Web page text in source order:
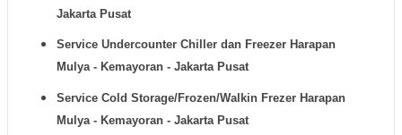
Jakarta Pusat
Service Undercounter Chiller dan Freezer Harapan
Mulya - Kemayoran - Jakarta Pusat
Service Cold Storage/Frozen/Walkin Frezer Harapan
Mulya - Kemayoran - Jakarta Pusat